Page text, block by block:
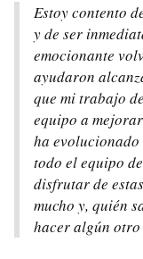
Estoy contento
y de ser
emocionante
ayudaron
que mi trabajo
equipo a
ha
todo el equipo
disfrutar de
mucho y, quién
hacer algún